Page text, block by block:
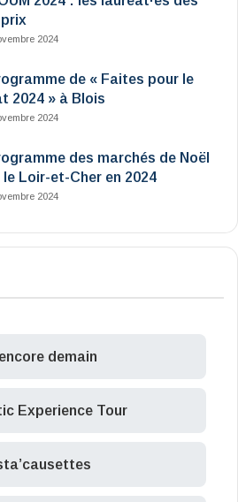
2024
de « Faites pour le
2024 » à Blois
2024
des marchés de Noël
le Loir-et-Cher en 2024
2024
demain
Experience Tour